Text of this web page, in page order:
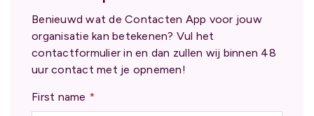
Benieuwd wat de Contacten App voor jouw
organisatie kan betekenen? Vul het
contactformulier in en dan zullen wij binnen 48
uur contact met je opnemen!
First name *